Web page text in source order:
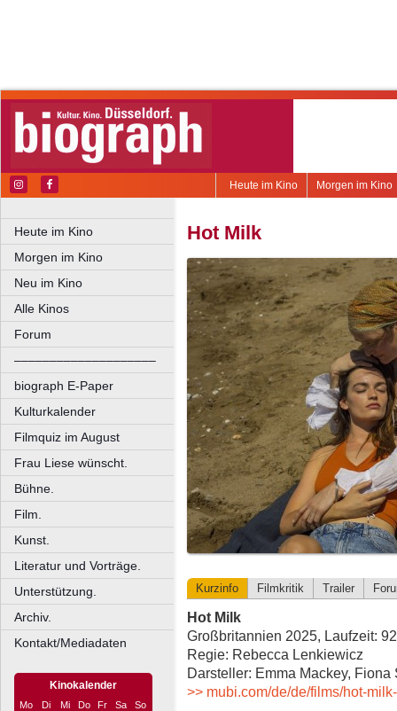
Morgen im Kino
Heute im Kino
Heute im Kino
Morgen im Kino
Neu im Kino
Alle Kinos
Forum
––––––––––––––––––––
biograph E-Paper
Kulturkalender
Filmquiz im August
Frau Liese wünscht.
Bühne.
Film.
Kunst.
Literatur und Vorträge.
Unterstützung.
Archiv.
Kontakt/Mediadaten
Kinokalender
Mo Di Mi Do Fr Sa
So
Hot Milk
Kurzinfo Filmkritik Trailer
Hot Milk
Großbritannien 2025, Laufzeit:
Regie: Rebecca Lenkiewicz
Darsteller: Emma Mackey,
>> mubi.com/de/de/films/hot-